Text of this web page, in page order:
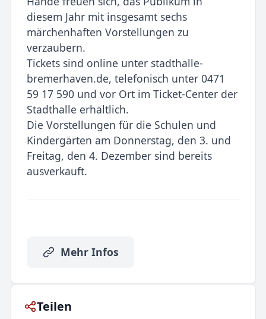
diesem Jahr mit insgesamt sechs
märchenhaften Vorstellungen zu
verzaubern.
Tickets sind online unter stadthalle-
bremerhaven.de, telefonisch unter 0471
59 17 590 und vor Ort im Ticket-Center der
Stadthalle erhältlich.
Die Vorstellungen für die Schulen und
Kindergärten am Donnerstag, den 3. und
Freitag, den 4. Dezember sind bereits
ausverkauft.
Mehr Infos
Teilen